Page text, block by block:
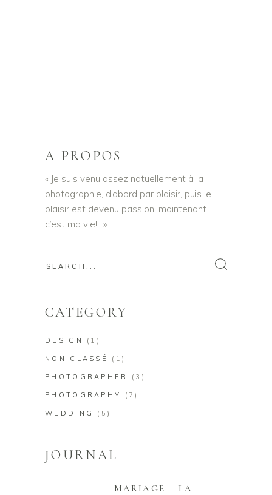
A PROPOS
« Je suis venu assez natuellement à la
photographie, d’abord par plaisir, puis le
plaisir est devenu passion, maintenant
c’est ma vie!!! »
Search
CATEGORY
DESIGN (1)
NON CLASSÉ (1)
PHOTOGRAPHER (3)
PHOTOGRAPHY (7)
WEDDING (5)
JOURNAL
MARIAGE – LA